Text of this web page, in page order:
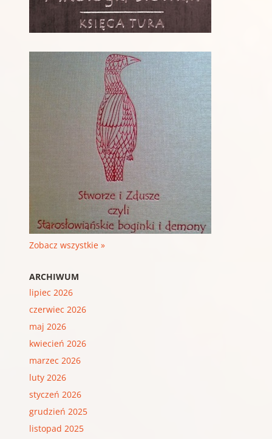
Zobacz wszystkie »
ARCHIWUM
lipiec 2026
czerwiec 2026
maj 2026
kwiecień 2026
marzec 2026
luty 2026
styczeń 2026
grudzień 2025
listopad 2025